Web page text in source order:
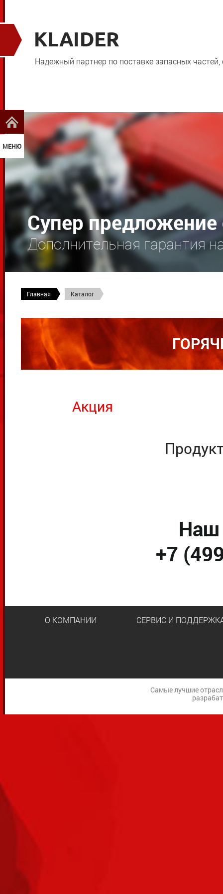
МЕНЮ
Надежный партнер по поставке запасных
Супер предложение
Дополнительная гарантия
Главная Каталог
Акция
Наш
+7
О КОМПАНИИ СЕРВИС И
Самые лучшие